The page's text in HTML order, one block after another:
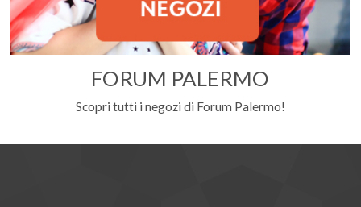
FORUM PALERMO
Scopri tutti i negozi di Forum Palermo!